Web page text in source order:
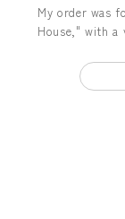
My order was
House," with